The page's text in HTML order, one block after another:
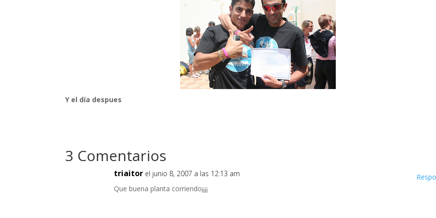
Y el día despues
3 Comentarios
triaitor el junio 8, 2007 a las 12:13 am
Que buena planta corriendo¡¡¡¡